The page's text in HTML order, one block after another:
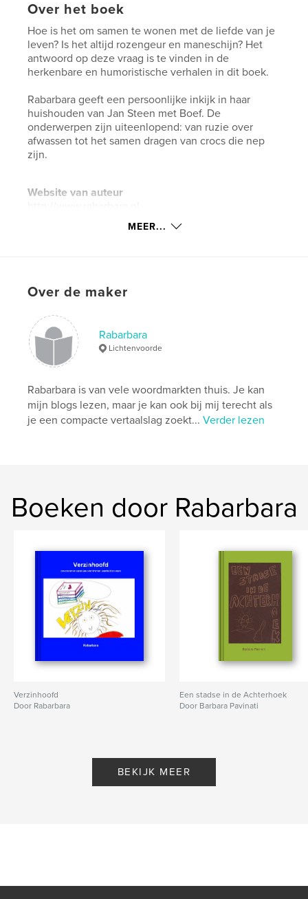
Over het boek
Hoe is het om samen te wonen met de liefde van je
leven? Is het altijd rozengeur en maneschijn? Het
antwoord op deze vraag is te vinden in de
herkenbare en humoristische verhalen in dit boek.
Rabarbara geeft een persoonlijke inkijk in haar
huishouden van Jan Steen met Boef. De
onderwerpen zijn uiteenlopend: van ruzie over
afwassen tot het samen dragen van crocs die nep
zijn.
Website van auteur
Hoofdcategorie:
Projectoptie:
Aantal pagina's:48
ISBN
Datum publiceren:sep 05, 2019
TaalDutch
MEER...
Over de maker
Rabarbara
Lichtenvoorde
Rabarbara is van vele woordmarkten thuis. Je kan
mijn blogs lezen, maar je kan ook bij mij terecht als
je een compacte vertaalslag zoekt...Verder lezen
Boeken door Rabarbara
Verzinhoofd
Door Rabarbara
Een stadse in de Achterhoek
Door Barbara Pavinati
BEKIJK MEER